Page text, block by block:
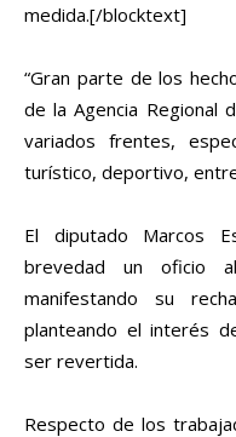
medida.[/blocktext]
“Gran parte de los
de la Agencia Regional
variados frentes,
turístico, deportivo,
El diputado Marcos
brevedad un oficio
manifestando su
planteando el interés
ser revertida.
Respecto de los